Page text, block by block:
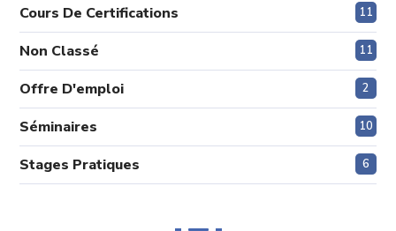
Cours De Certifications 11
Non Classé 11
Offre D'emploi 2
Séminaires 10
Stages Pratiques 6